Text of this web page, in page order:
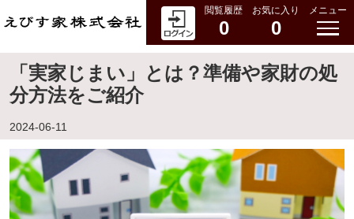
閲覧履歴
0
お気に入り
0
メニュー
「実家じまい」とは？準備や家財の処
分方法をご紹介
2024-06-11